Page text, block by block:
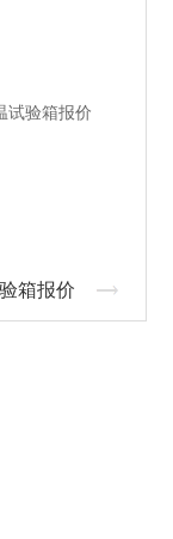
箱报价